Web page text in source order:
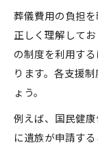
葬儀費用の負担
正しく理解して
の制度を利用す
ります。各支援
ょう。
例えば、国民健
に遺族が申請す